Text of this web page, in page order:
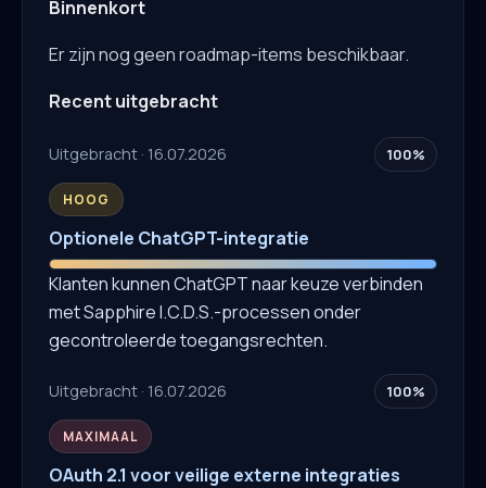
Binnenkort
Er zijn nog geen roadmap-items beschikbaar.
Recent uitgebracht
Uitgebracht · 16.07.2026 100%
HOOG
Optionele ChatGPT-integratie
Klanten kunnen ChatGPT naar keuze verbinden
met Sapphire I.C.D.S.-processen onder
gecontroleerde toegangsrechten.
Uitgebracht · 16.07.2026 100%
MAXIMAAL
OAuth 2.1 voor veilige externe integraties